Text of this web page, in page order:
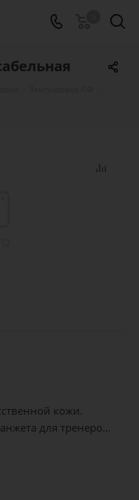
кожи.
для тренеров